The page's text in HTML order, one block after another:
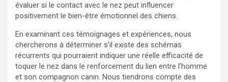
évaluer si le contact avec le nez peut influencer
positivement le bien-être émotionnel des chiens.
En examinant ces témoignages et expériences, nous
chercherons à déterminer s’il existe des schémas
récurrents qui pourraient indiquer une réelle efficacité de
toquer le nez dans le renforcement du lien entre l’homme
et son compagnon canin. Nous tiendrons compte des